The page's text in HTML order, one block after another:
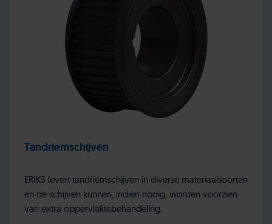
Tandriemschijven
ERIKS levert tandriemschijven in diverse materiaalsoorten
en de schijven kunnen, indien nodig, worden voorzien
van extra oppervlaktebehandeling.